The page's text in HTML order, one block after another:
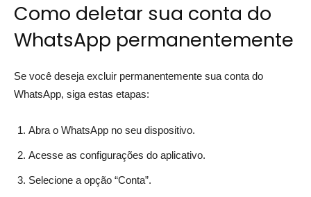
Como deletar sua conta do
WhatsApp permanentemente
Se você deseja excluir permanentemente sua conta do
WhatsApp, siga estas etapas:
Abra o WhatsApp no seu dispositivo.
Acesse as configurações do aplicativo.
Selecione a opção “Conta”.